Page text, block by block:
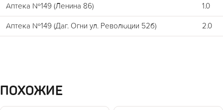
Аптека №149 (Ленина 86) 1.0
Аптека №149 (Даг. Огни ул. Революции 52б) 2.0
ПОХОЖИЕ